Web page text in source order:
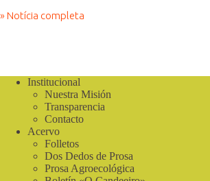
» Notícia completa
São
Agroecológico!
Institucional
Nuestra Misión
Transparencia
Contacto
Acervo
Folletos
Dos Dedos de Prosa
Prosa Agroecológica